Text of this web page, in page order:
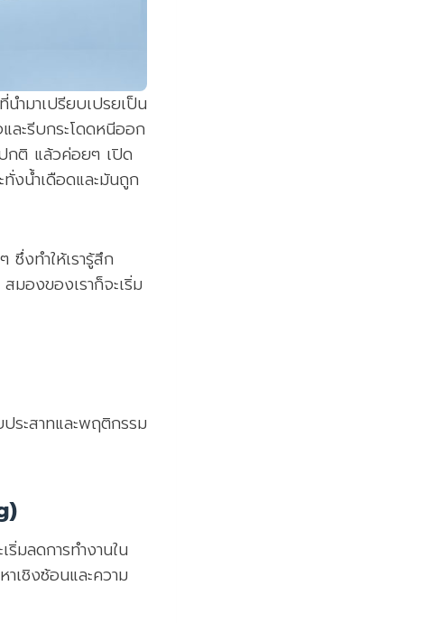
นำมาเปรียบเปรยเป็น
ละรีบกระโดดหนีออก
กติ แล้วค่อยๆ เปิด
งน้ำเดือดและมันถูก
ซึ่งทำให้เรารู้สึก
มองของเราก็จะเริ่ม
ระสาทและพฤติกรรม
ริ่มลดการทำงานใน
เชิงซ้อนและความ